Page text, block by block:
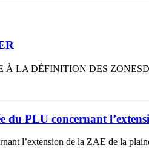
LA DÉFINITION DES
du PLU concernant
l’extension de la ZAE de la